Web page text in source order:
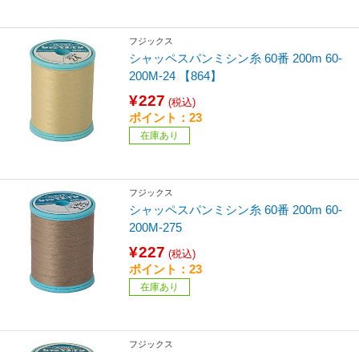
フジックス
シャッペスパンミシン糸 60番 200m 60-
200M-24 【864】
¥227 (税込)
ポイント：23
在庫あり
フジックス
シャッペスパンミシン糸 60番 200m 60-
200M-275
¥227 (税込)
ポイント：23
在庫あり
フジックス